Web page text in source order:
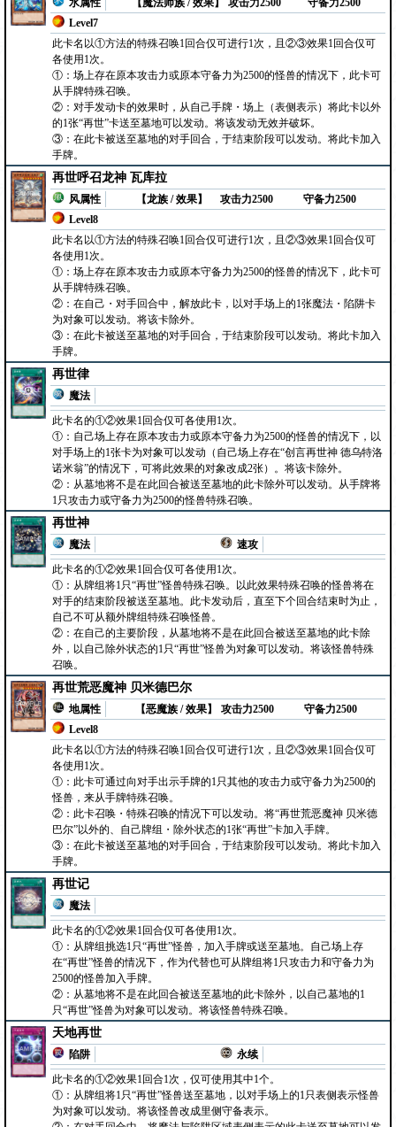
水属性
【魔法师族 / 效果】
Level7
攻击力2500 守备力2500
此卡名以①方法的特殊召唤1回合仅可进行1次，且②③效果1回合仅可
各使用1次。
①：场上存在原本攻击力或原本守备力为2500的怪兽的情况下，此卡可
从手牌特殊召唤。
②：对手发动卡的效果时，从自己手牌・场上（表侧表示）将此卡以外
的1张“再世”卡送至墓地可以发动。将该发动无效并破坏。
③：在此卡被送至墓地的对手回合，于结束阶段可以发动。将此卡加入
手牌。
再世呼召龙神 瓦库拉
风属性
【龙族 / 效果】
Level8
攻击力2500 守备力2500
此卡名以①方法的特殊召唤1回合仅可进行1次，且②③效果1回合仅可
各使用1次。
①：场上存在原本攻击力或原本守备力为2500的怪兽的情况下，此卡可
从手牌特殊召唤。
②：在自己・对手回合中，解放此卡，以对手场上的1张魔法・陷阱卡
为对象可以发动。将该卡除外。
③：在此卡被送至墓地的对手回合，于结束阶段可以发动。将此卡加入
手牌。
再世律
魔法
此卡名的①②效果1回合仅可各使用1次。
①：自己场上存在原本攻击力或原本守备力为2500的怪兽的情况下，以
对手场上的1张卡为对象可以发动（自己场上存在“创言再世神 德乌特洛
诺米翁”的情况下，可将此效果的对象改成2张）。将该卡除外。
②：从墓地将不是在此回合被送至墓地的此卡除外可以发动。从手牌将
1只攻击力或守备力为2500的怪兽特殊召唤。
再世神
魔法
速攻
此卡名的①②效果1回合仅可各使用1次。
①：从牌组将1只“再世”怪兽特殊召唤。以此效果特殊召唤的怪兽将在
对手的结束阶段被送至墓地。此卡发动后，直至下个回合结束时为止，
自己不可从额外牌组特殊召唤怪兽。
②：在自己的主要阶段，从墓地将不是在此回合被送至墓地的此卡除
外，以自己除外状态的1只“再世”怪兽为对象可以发动。将该怪兽特殊
召唤。
再世荒恶魔神 贝米德巴尔
地属性
【恶魔族 / 效果】
Level8
攻击力2500 守备力2500
此卡名以①方法的特殊召唤1回合仅可进行1次，且②③效果1回合仅可
各使用1次。
①：此卡可通过向对手出示手牌的1只其他的攻击力或守备力为2500的
怪兽，来从手牌特殊召唤。
②：此卡召唤・特殊召唤的情况下可以发动。将“再世荒恶魔神 贝米德
巴尔”以外的、自己牌组・除外状态的1张“再世”卡加入手牌。
③：在此卡被送至墓地的对手回合，于结束阶段可以发动。将此卡加入
手牌。
再世记
魔法
此卡名的①②效果1回合仅可各使用1次。
①：从牌组挑选1只“再世”怪兽，加入手牌或送至墓地。自己场上存
在“再世”怪兽的情况下，作为代替也可从牌组将1只攻击力和守备力为
2500的怪兽加入手牌。
②：从墓地将不是在此回合被送至墓地的此卡除外，以自己墓地的1
只“再世”怪兽为对象可以发动。将该怪兽特殊召唤。
天地再世
陷阱
永续
此卡名的①②效果1回合1次，仅可使用其中1个。
①：从牌组将1只“再世”怪兽送至墓地，以对手场上的1只表侧表示怪兽
为对象可以发动。将该怪兽改成里侧守备表示。